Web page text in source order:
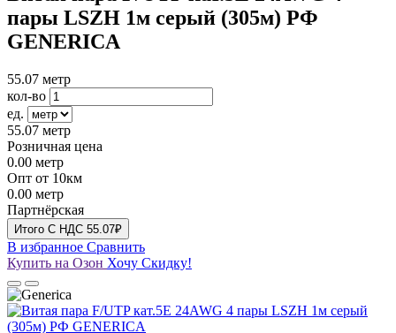
пары LSZH 1м серый (305м) РФ
GENERICA
55.07 метр
кол-во
ед.
55.07 метр
Розничная цена
0.00 метр
Опт от 10км
0.00 метр
Партнёрская
Итого C НДС 55.07₽
В избранное Сравнить
Купить на Озон Хочу Скидку!